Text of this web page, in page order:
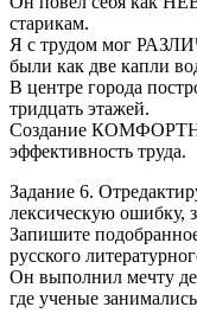
старикам.
Я с трудом мог
были как две капли
В центре города
тридцать этажей.
Создание
эффективность труда.
Задание 6.
лексическую ошибку,
Запишите
русского
Он выполнил мечту
где ученые